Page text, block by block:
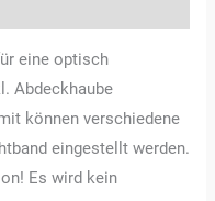
eine optisch
Abdeckhaube
können verschiedene
eingestellt werden.
Es wird kein